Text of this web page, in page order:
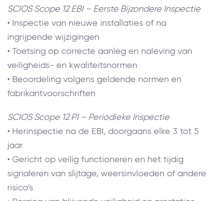
SCIOS Scope 12 EBI – Eerste Bijzondere Inspectie
• Inspectie van nieuwe installaties of na
ingrijpende wijzigingen
• Toetsing op correcte aanleg en naleving van
veiligheids- en kwaliteitsnormen
• Beoordeling volgens geldende normen en
fabrikantvoorschriften
SCIOS Scope 12 PI – Periodieke Inspectie
• Herinspectie na de EBI, doorgaans elke 3 tot 5
jaar
• Gericht op veilig functioneren en het tijdig
signaleren van slijtage, weersinvloeden of andere
risico’s